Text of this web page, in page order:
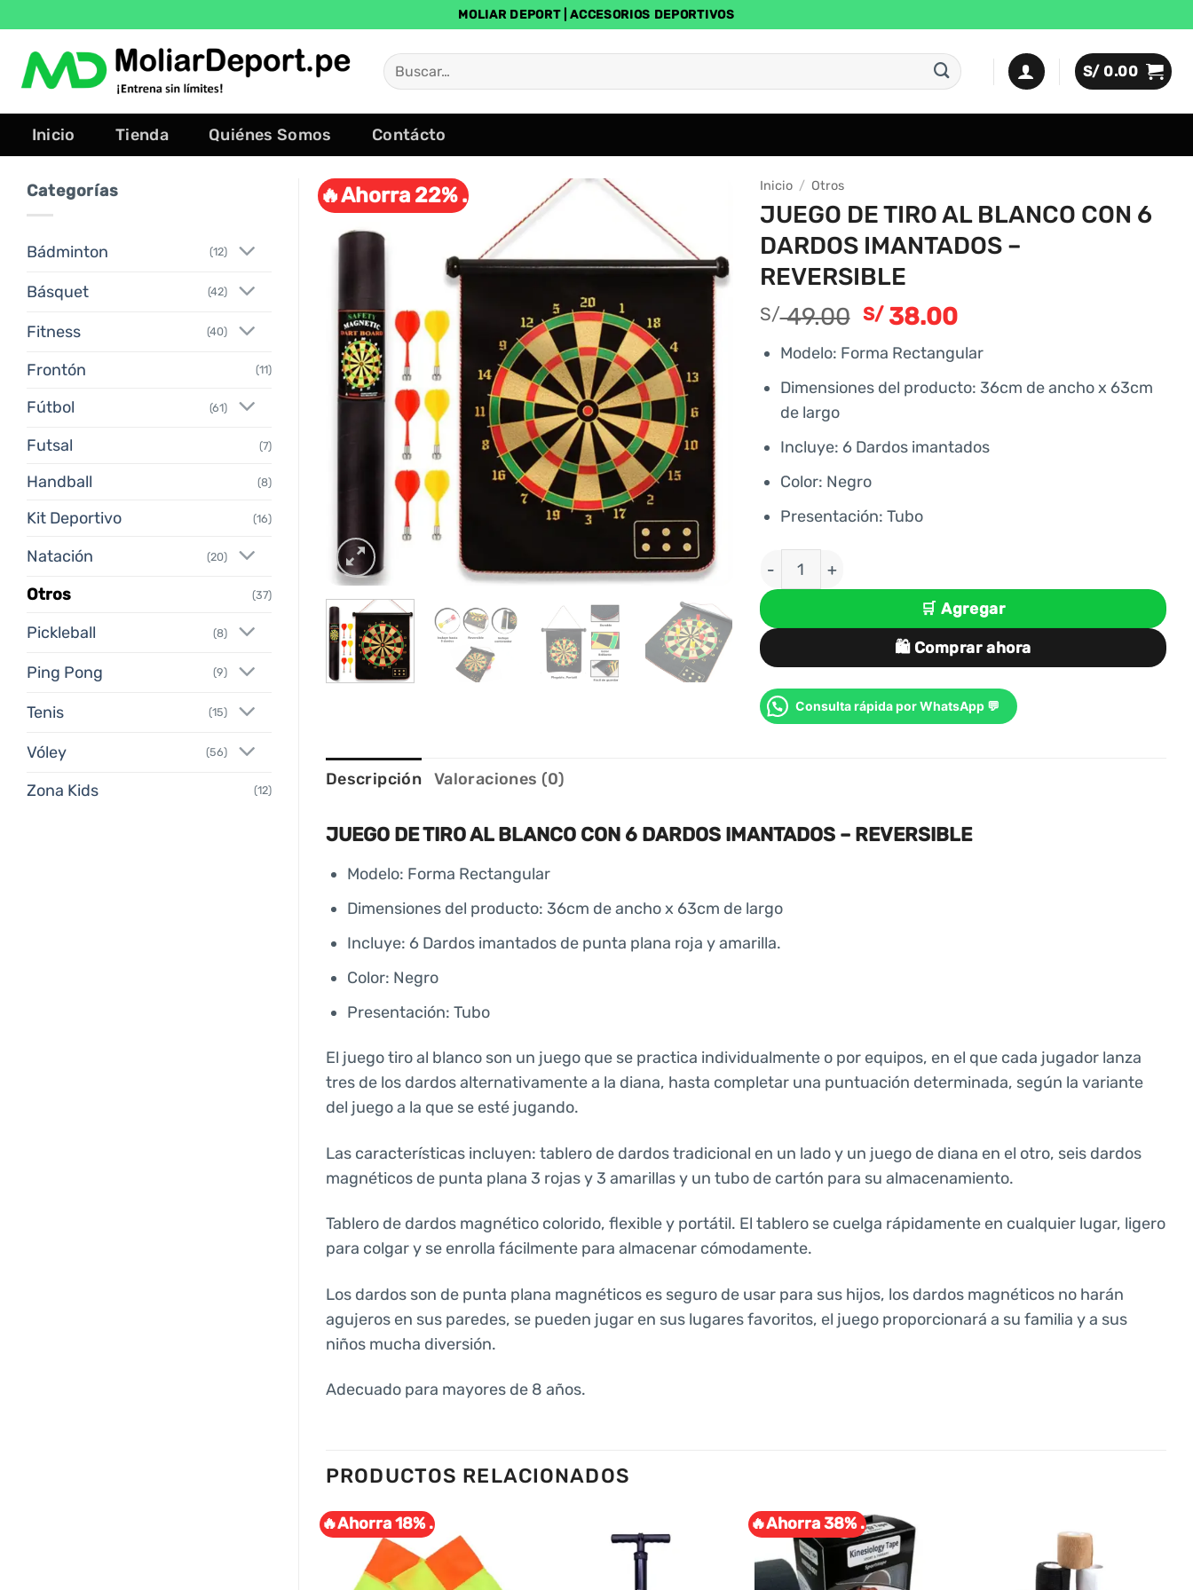
contenido
MOLIAR DEPORT | ACCESORIOS DEPORTIVOS
Buscar
por:
S/0.00
Inicio Tienda Quiénes Somos Contácto
Categorías
Bádminton (12)
Básquet (42)
Fitness (40)
Frontón (11)
Fútbol (61)
Futsal (7)
Handball (8)
Kit Deportivo (16)
Natación (20)
Otros (37)
Pickleball (8)
Ping Pong (9)
Tenis (15)
Vóley (56)
Zona Kids (12)
🔥Ahorra 22% . Inicio / Otros
JUEGO DE TIRO AL BLANCO CON 6
DARDOS IMANTADOS –
REVERSIBLE
S/49.00 El
precio
original
era:
S/38.00El
precio
actual
es:
Modelo: Forma ‎Rectangular
Dimensiones del producto: 36cm de ancho x 63cm
de largo
Incluye: 6 Dardos imantados
Color: ‎Negro
Presentación: Tubo
JUEGO DE TIRO AL BLANCO CON 6 DARDOS
🛒 Agregar
🛍️ Comprar ahora
Consulta rápida por WhatsApp 💬
Descripción Valoraciones (0)
JUEGO DE TIRO AL BLANCO CON 6 DARDOS IMANTADOS – REVERSIBLE
Modelo: Forma ‎Rectangular
Dimensiones del producto: 36cm de ancho x 63cm de largo
Incluye: 6 Dardos imantados de punta plana roja y amarilla.
Color: ‎Negro
Presentación: Tubo
El juego tiro al blanco son un juego que se practica individualmente o por equipos, en el que cada jugador lanza
tres de los dardos alternativamente a la diana, hasta completar una puntuación determinada, según la variante
del juego a la que se esté jugando.
Las características incluyen: tablero de dardos tradicional en un lado y un juego de diana en el otro, seis dardos
magnéticos de punta plana 3 rojas y 3 amarillas y un tubo de cartón para su almacenamiento.
Tablero de dardos magnético colorido, flexible y portátil. El tablero se cuelga rápidamente en cualquier lugar, ligero
para colgar y se enrolla fácilmente para almacenar cómodamente.
Los dardos son de punta plana magnéticos es seguro de usar para sus hijos, los dardos magnéticos no harán
agujeros en sus paredes, se pueden jugar en sus lugares favoritos, el juego proporcionará a su familia y a sus
niños mucha diversión.
Adecuado para mayores de 8 años.
PRODUCTOS RELACIONADOS
🔥Ahorra 18% . 🔥Ahorra 38% .